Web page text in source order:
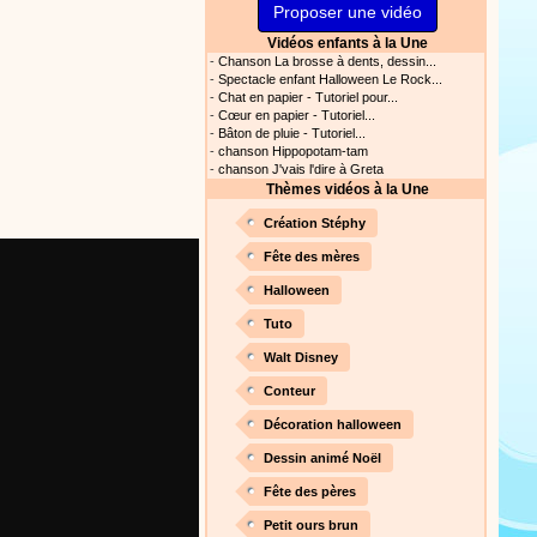
Atelier de peinture et de
Proposer une vidéo
Vidéos enfants à la Une
- Chanson La brosse à dents, dessin...
- Spectacle enfant Halloween Le Rock...
- Chat en papier - Tutoriel pour...
- Cœur en papier - Tutoriel...
- Bâton de pluie - Tutoriel...
- chanson Hippopotam-tam
- chanson J'vais l'dire à Greta
Thèmes vidéos à la Une
Création Stéphy
Fête des mères
Halloween
Tuto
Walt Disney
Conteur
Décoration halloween
Dessin animé Noël
Fête des pères
Petit ours brun